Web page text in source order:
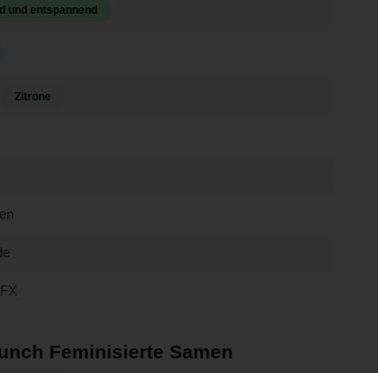
und entspannend
Zitrone
Feminisierte Samen